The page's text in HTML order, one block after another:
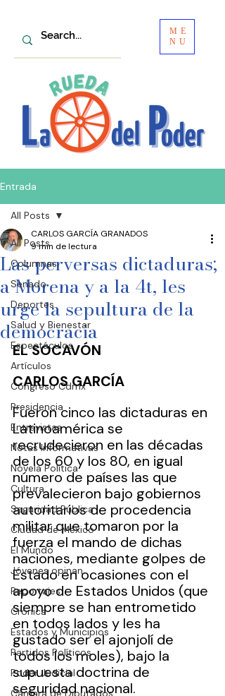
ME
NU
Entrada
All Posts
Columnas
Senado
Deportes
Salud y Bienestar
Espectáculos
Artículos
Congreso Cdmx
Presidencia
Entrevistas
Notas Informativas
Novela Política
Cultura
Seguridad Pública
Ciudad de México
El Mundo
Jóvenes opinan
Reportajes
Crónica
Estados y Municipios
Partidos Políticos
Poder Judicial
Cámara de Diputados
All Posts
Las perversas dictaduras;
a Morena y a la 4t, les
urge la sepultura de la
democracia
CARLOS GARCÍA GRANADOS
9 min de lectura
EL SOCAVÓN
CARLOS GARCÍA
Fueron cinco las dictaduras en
Latinoamérica se
recrudecieron en las décadas
de los 60 y los 80, en igual
número de países las que
prevalecieron bajo gobiernos
autoritarios de procedencia
militar que tomaron por la
fuerza el mando de dichas
naciones, mediante golpes de
Estado en ocasiones con el
apoyo de Estados Unidos (que
siempre se han entrometido
en todos lados y les ha
gustado ser el ajonjolí de
todos los moles), bajo la
supuesta doctrina de
seguridad nacional.